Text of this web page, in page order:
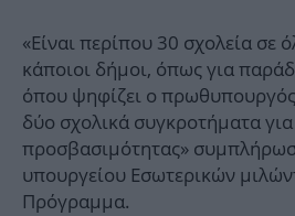
«Είναι περίπου 30 σχολεία σε
κάποιοι δήμοι, όπως για
όπου ψηφίζει ο
δύο σχολικά συγκροτήματα
προσβασιμότητας»
υπουργείου Εσωτερικών
Πρόγραμμα.